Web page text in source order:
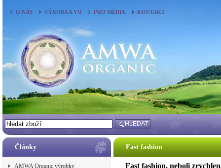
O NÁS VÝROBA A VO PRO MÉDIA KONTAKT
HLEDAT
Články
AMWA Organic výrobky
Fast fashion
Fast fashion, neboli